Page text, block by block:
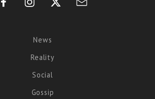
News
Reality
Social
Gossip